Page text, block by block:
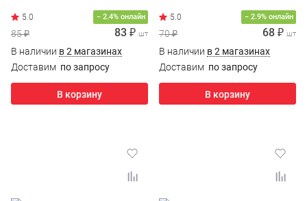
− 2.4% онлайн
85 ₽ 83 ₽ шт
В наличии в 2 магазинах
Доставим по запросу
В корзину
− 2.9% онлайн
70 ₽ 68 ₽ шт
В наличии в 2 магазинах
Доставим по запросу
В корзину